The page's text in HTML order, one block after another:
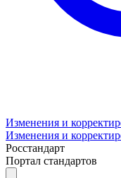
Изменения и
Изменения и
Росстандарт
Портал стандартов